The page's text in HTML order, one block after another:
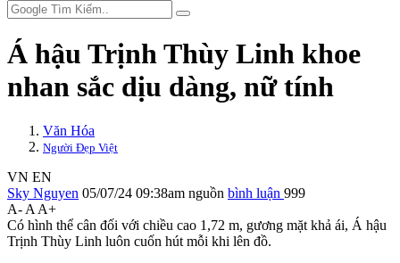
Á hậu Trịnh Thùy Linh khoe
nhan sắc dịu dàng, nữ tính
Văn Hóa
Người Đẹp Việt
VN EN
Sky Nguyen 05/07/24 09:38am nguồn bình luận 999
A- A A+
Có hình thể cân đối với chiều cao 1,72 m, gương mặt khả ái, Á hậu
Trịnh Thùy Linh luôn cuốn hút mỗi khi lên đồ.